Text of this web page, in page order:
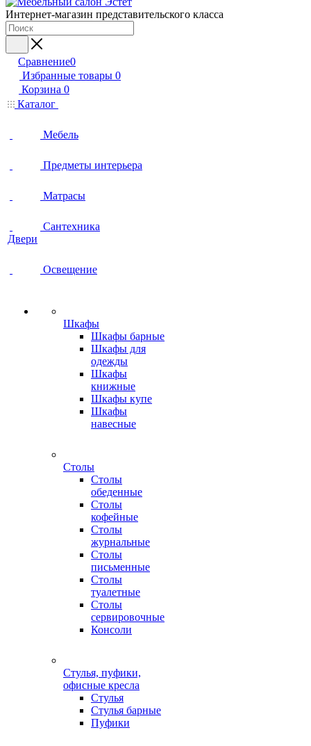
Интернет-магазин представительского класса
Сравнение0
Избранные товары 0
Корзина 0
Каталог
Мебель
Предметы интерьера
Матрасы
Сантехника
Двери
Освещение
Шкафы
Шкафы барные
Шкафы для
одежды
Шкафы
книжные
Шкафы купе
Шкафы
навесные
Столы
Столы
обеденные
Столы
кофейные
Столы
журнальные
Столы
письменные
Столы
туалетные
Столы
сервировочные
Консоли
Стулья, пуфики,
офисные кресла
Стулья
Стулья барные
Пуфики